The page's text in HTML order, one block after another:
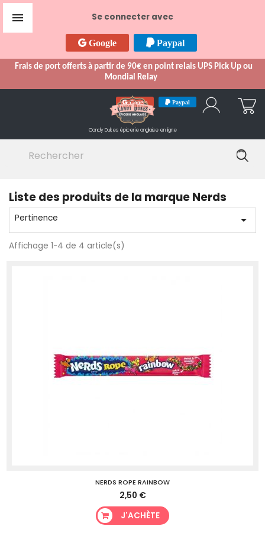
Se connecter avec
Google Paypal
Frais de port offerts à partir de 90€ en point relais UPS Pick Up ou
Mondial Relay

Google Paypal
Candy Dukes épicerie anglaise en ligne
Liste des produits de la marque Nerds
Pertinence 
Affichage 1-4 de 4 article(s)
NERDS ROPE RAINBOW
2,50 €
J'ACHÈTE